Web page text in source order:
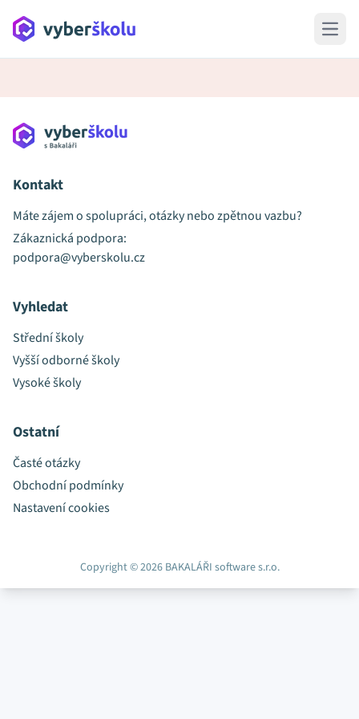
Open
Kontakt
Máte zájem o spolupráci, otázky nebo zpětnou vazbu?
Zákaznická podpora:
podpora@vyberskolu.cz
Vyhledat
Střední školy
Vyšší odborné školy
Vysoké školy
Ostatní
Časté otázky
Obchodní podmínky
Nastavení cookies
Copyright © 2026 BAKALÁŘI software s.r.o.